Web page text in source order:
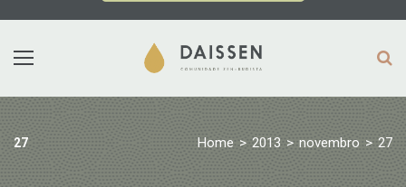
27 Home > 2013 > novembro > 27